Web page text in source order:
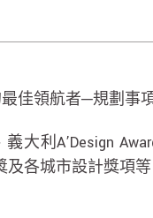
佳領航者─規劃事項
利A’Design
及各城市設計獎項等